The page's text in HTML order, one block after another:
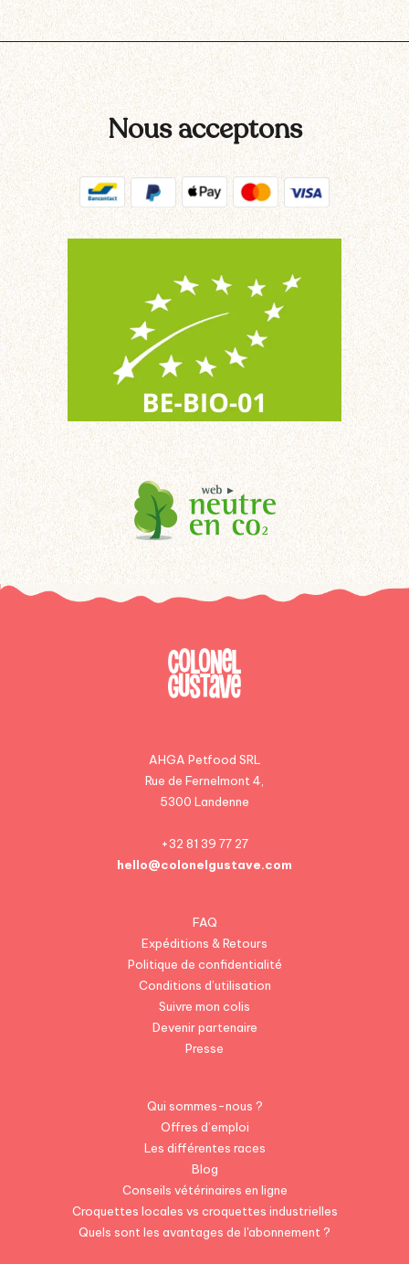
Nous acceptons
AHGA Petfood SRL
Rue de Fernelmont 4,
5300 Landenne
+32 81 39 77 27
hello@colonelgustave.com
FAQ
Expéditions & Retours
Politique de confidentialité
Conditions d’utilisation
Suivre mon colis
Devenir partenaire
Presse
Qui sommes-nous ?
Offres d’emploi
Les différentes races
Blog
Conseils vétérinaires en ligne
Croquettes locales vs croquettes industrielles
Quels sont les avantages de l'abonnement ?